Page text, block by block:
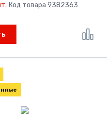
Код товара 9382363